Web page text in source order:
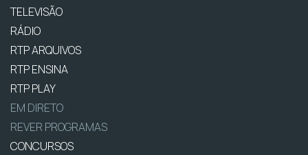
TELEVISÃO
RÁDIO
RTP ARQUIVOS
RTP ENSINA
RTP PLAY
EM DIRETO
REVER PROGRAMAS
CONCURSOS